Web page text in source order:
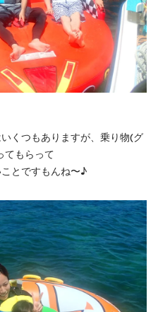
くつもありますが、乗り物(グ
てもらって
とですもんね〜♪